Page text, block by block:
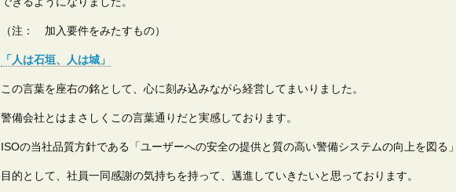
（注： 加入要件をみたすもの）
「人は石垣、人は城」
この言葉を座右の銘として、心に刻み込みながら経営してまいりました。
警備会社とはまさしくこの言葉通りだと実感しております。
ISOの当社品質方針である「ユーザーへの安全の提供と質の高い警備システムの向上を図る
目的として、社員一同感謝の気持ちを持って、邁進していきたいと思っております。